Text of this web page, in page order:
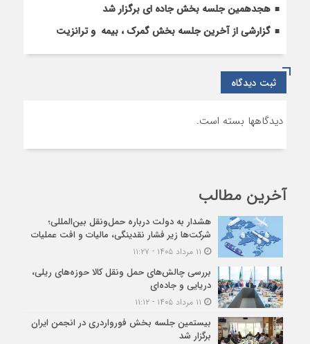
هجدهمین جلسه بخش جاده ای برگزار شد
گزارشی از آخرین جلسه بخش گمرک ، بیمه و ترانزیت
ثبت دیدگاه
دیدگاهها بسته است.
آخرین مطالب
هشدار به دولت درباره حمل‌ونقل بین‌المللی؛
شرکت‌ها زیر فشار نقدینگی، مالیات و افت عملیات
بررسی چالش‌های حمل ونقل کالا حوزه‌های ریلی،
دریایی و جاده‌ای
بیستمین جلسه بخش فورواردری در انجمن ایران
برگزار شد